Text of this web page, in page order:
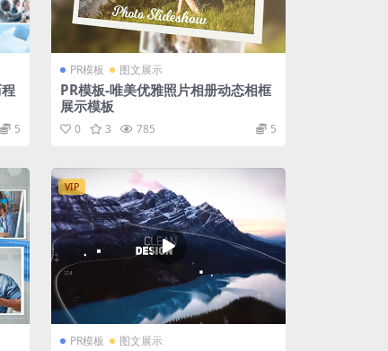
5
PR模板 图文展示
PR模板-唯美优雅照片相册动态相框
展示模板
0 3 785 5
VIP
PR模板 图文展示